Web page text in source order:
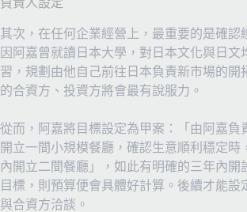
負責人設定
其次，在任何企業經營上，最重要的是確認
因阿嘉曾就讀日本大學，對日本文化與日文
習，規劃由他自己前往日本負責新市場的開
的合資方、投資方將會最有說服力。
從而，阿嘉將目標設定為甲案：「由阿嘉負
開立一間小規模餐廳，確認生意順利穩定時
內開立二間餐廳」，如此有明確的三年內開
目標，則預算便會具體好計算。後續才能設
與合資方洽談。